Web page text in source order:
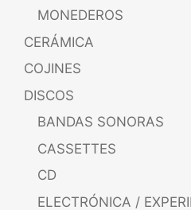
MONEDEROS
CERÁMICA
COJINES
DISCOS
BANDAS SONORAS
CASSETTES
CD
ELECTRÓNICA /